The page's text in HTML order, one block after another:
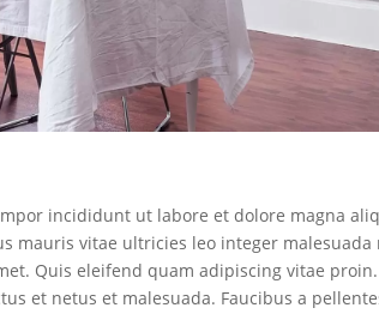
incididunt ut labore et dolore magna
mauris vitae ultricies leo integer
Quis eleifend quam adipiscing vitae
et netus et malesuada. Faucibus a